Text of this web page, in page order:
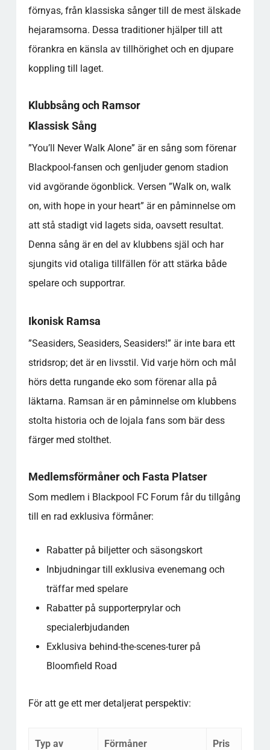
förnyas, från klassiska sånger till de mest älskade
hejaramsorna. Dessa traditioner hjälper till att
förankra en känsla av tillhörighet och en djupare
koppling till laget.
Klubbsång och Ramsor
Klassisk Sång
”You’ll Never Walk Alone” är en sång som förenar
Blackpool-fansen och genljuder genom stadion
vid avgörande ögonblick. Versen ”Walk on, walk
on, with hope in your heart” är en påminnelse om
att stå stadigt vid lagets sida, oavsett resultat.
Denna sång är en del av klubbens själ och har
sjungits vid otaliga tillfällen för att stärka både
spelare och supportrar.
Ikonisk Ramsa
”Seasiders, Seasiders, Seasiders!” är inte bara ett
stridsrop; det är en livsstil. Vid varje hörn och mål
hörs detta rungande eko som förenar alla på
läktarna. Ramsan är en påminnelse om klubbens
stolta historia och de lojala fans som bär dess
färger med stolthet.
Medlemsförmåner och Fasta Platser
Som medlem i Blackpool FC Forum får du tillgång
till en rad exklusiva förmåner:
Rabatter på biljetter och säsongskort
Inbjudningar till exklusiva evenemang och
träffar med spelare
Rabatter på supporterprylar och
specialerbjudanden
Exklusiva behind-the-scenes-turer på
Bloomfield Road
För att ge ett mer detaljerat perspektiv:
Typ av Förmåner Pris